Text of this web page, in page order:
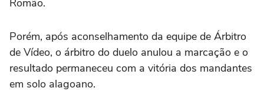
Romão.
Porém, após aconselhamento da equipe de Árbitro
de Vídeo, o árbitro do duelo anulou a marcação e o
resultado permaneceu com a vitória dos mandantes
em solo alagoano.